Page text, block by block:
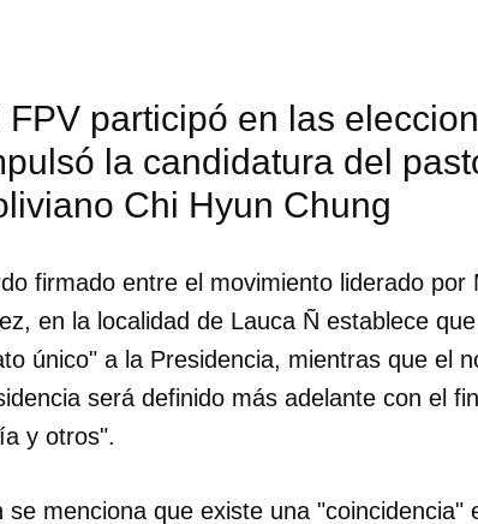
FPV participó en las
la candidatura del
Chi Hyun Chung
firmado entre el movimiento liderado por
en la localidad de Lauca Ñ establece
único" a la Presidencia, mientras que el
será definido más adelante con el
y otros".
se menciona que existe una